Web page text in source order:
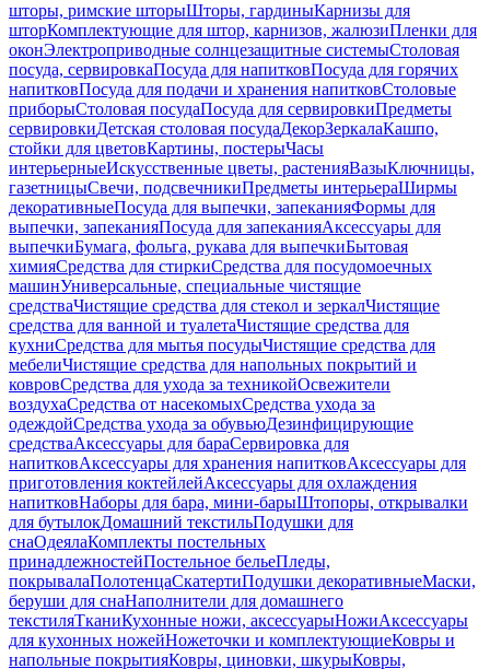
шторы, римские шторыШторы, гардиныКарнизы для
шторКомплектующие для штор, карнизов, жалюзиПленки для
оконЭлектроприводные солнцезащитные системыСтоловая
посуда, сервировкаПосуда для напитковПосуда для горячих
напитковПосуда для подачи и хранения напитковСтоловые
приборыСтоловая посудаПосуда для сервировкиПредметы
сервировкиДетская столовая посудаДекорЗеркалаКашпо,
стойки для цветовКартины, постерыЧасы
интерьерныеИскусственные цветы, растенияВазыКлючницы,
газетницыСвечи, подсвечникиПредметы интерьераШирмы
декоративныеПосуда для выпечки, запеканияФормы для
выпечки, запеканияПосуда для запеканияАксессуары для
выпечкиБумага, фольга, рукава для выпечкиБытовая
химияСредства для стиркиСредства для посудомоечных
машинУниверсальные, специальные чистящие
средстваЧистящие средства для стекол и зеркалЧистящие
средства для ванной и туалетаЧистящие средства для
кухниСредства для мытья посудыЧистящие средства для
мебелиЧистящие средства для напольных покрытий и
ковровСредства для ухода за техникойОсвежители
воздухаСредства от насекомыхСредства ухода за
одеждойСредства ухода за обувьюДезинфицирующие
средстваАксессуары для бараСервировка для
напитковАксессуары для хранения напитковАксессуары для
приготовления коктейлейАксессуары для охлаждения
напитковНаборы для бара, мини-барыШтопоры, открывалки
для бутылокДомашний текстильПодушки для
снаОдеялаКомплекты постельных
принадлежностейПостельное бельеПледы,
покрывалаПолотенцаСкатертиПодушки декоративныеМаски,
беруши для снаНаполнители для домашнего
текстиляТканиКухонные ножи, аксессуарыНожиАксессуары
для кухонных ножейНожеточки и комплектующиеКовры и
напольные покрытияКовры, циновки, шкурыКовры,